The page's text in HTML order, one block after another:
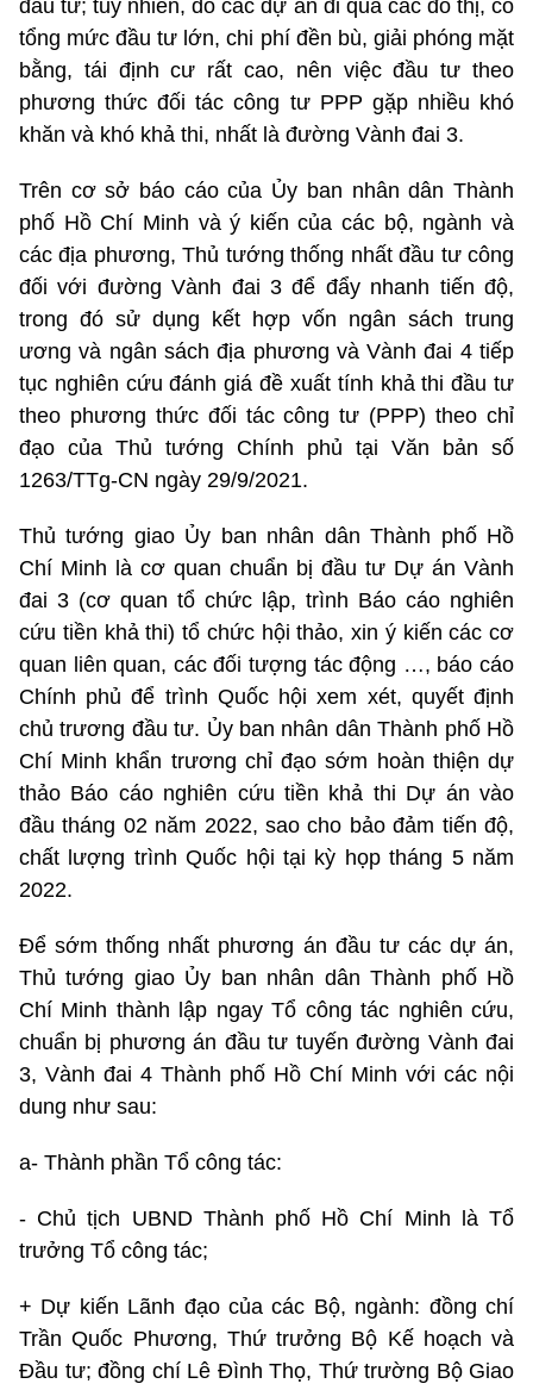
đầu tư; tuy nhiên, do các dự án đi qua các đô thị, có
tổng mức đầu tư lớn, chi phí đền bù, giải phóng mặt
bằng, tái định cư rất cao, nên việc đầu tư theo
phương thức đối tác công tư PPP gặp nhiều khó
khăn và khó khả thi, nhất là đường Vành đai 3.
Trên cơ sở báo cáo của Ủy ban nhân dân Thành
phố Hồ Chí Minh và ý kiến của các bộ, ngành và
các địa phương, Thủ tướng thống nhất đầu tư công
đối với đường Vành đai 3 để đẩy nhanh tiến độ,
trong đó sử dụng kết hợp vốn ngân sách trung
ương và ngân sách địa phương và Vành đai 4 tiếp
tục nghiên cứu đánh giá đề xuất tính khả thi đầu tư
theo phương thức đối tác công tư (PPP) theo chỉ
đạo của Thủ tướng Chính phủ tại Văn bản số
1263/TTg-CN ngày 29/9/2021.
Thủ tướng giao Ủy ban nhân dân Thành phố Hồ
Chí Minh là cơ quan chuẩn bị đầu tư Dự án Vành
đai 3 (cơ quan tổ chức lập, trình Báo cáo nghiên
cứu tiền khả thi) tổ chức hội thảo, xin ý kiến các cơ
quan liên quan, các đối tượng tác động …, báo cáo
Chính phủ để trình Quốc hội xem xét, quyết định
chủ trương đầu tư. Ủy ban nhân dân Thành phố Hồ
Chí Minh khẩn trương chỉ đạo sớm hoàn thiện dự
thảo Báo cáo nghiên cứu tiền khả thi Dự án vào
đầu tháng 02 năm 2022, sao cho bảo đảm tiến độ,
chất lượng trình Quốc hội tại kỳ họp tháng 5 năm
2022.
Để sớm thống nhất phương án đầu tư các dự án,
Thủ tướng giao Ủy ban nhân dân Thành phố Hồ
Chí Minh thành lập ngay Tổ công tác nghiên cứu,
chuẩn bị phương án đầu tư tuyến đường Vành đai
3, Vành đai 4 Thành phố Hồ Chí Minh với các nội
dung như sau:
a- Thành phần Tổ công tác:
- Chủ tịch UBND Thành phố Hồ Chí Minh là Tổ
trưởng Tổ công tác;
+ Dự kiến Lãnh đạo của các Bộ, ngành: đồng chí
Trần Quốc Phương, Thứ trưởng Bộ Kế hoạch và
Đầu tư; đồng chí Lê Đình Thọ, Thứ trường Bộ Giao